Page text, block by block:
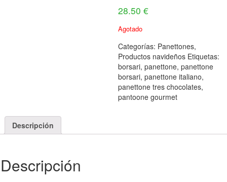
28.50 €
Agotado
Categorías: Panettones,
Productos navideños Etiquetas:
borsari, panettone, panettone
borsari, panettone italiano,
panettone tres chocolates,
pantoone gourmet
Descripción
Descripción